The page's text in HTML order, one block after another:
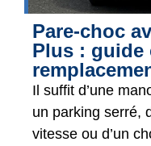
Pare-choc
Plus : guide
Il suffit d’une
un parking serré,
vitesse ou d’un